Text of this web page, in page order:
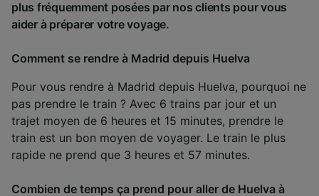
plus fréquemment posées par nos clients pour vous
aider à préparer votre voyage.
Comment se rendre à Madrid depuis Huelva
Pour vous rendre à Madrid depuis Huelva, pourquoi ne
pas prendre le train ? Avec 6 trains par jour et un
trajet moyen de 6 heures et 15 minutes, prendre le
train est un bon moyen de voyager. Le train le plus
rapide ne prend que 3 heures et 57 minutes.
Combien de temps ça prend pour aller de Huelva à